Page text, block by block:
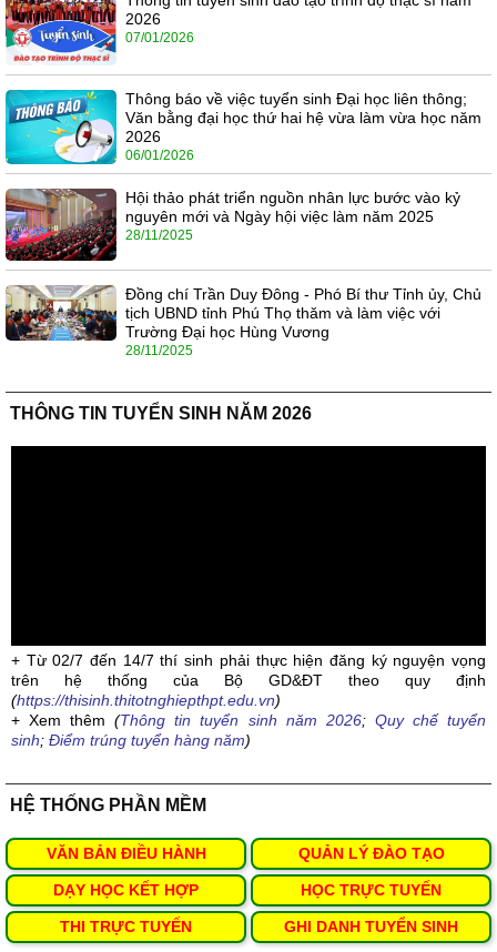
2026
07/01/2026
Thông báo về việc tuyển sinh Đại học liên thông;
Văn bằng đại học thứ hai hệ vừa làm vừa học năm
2026
06/01/2026
Hội thảo phát triển nguồn nhân lực bước vào kỷ
nguyên mới và Ngày hội việc làm năm 2025
28/11/2025
Đồng chí Trần Duy Đông - Phó Bí thư Tỉnh ủy, Chủ
tịch UBND tỉnh Phú Thọ thăm và làm việc với
Trường Đại học Hùng Vương
28/11/2025
THÔNG TIN TUYỂN SINH NĂM 2026
+ Từ 02/7 đến 14/7 thí sinh phải thực hiện đăng ký nguyện vọng
trên hệ thống của Bộ GD&ĐT theo quy định
(https://thisinh.thitotnghiepthpt.edu.vn)
+ Xem thêm(Thông tin tuyển sinh năm 2026; Quy chế tuyển
sinh; Điểm trúng tuyển hàng năm)
HỆ THỐNG PHẦN MỀM
VĂN BẢN ĐIỀU HÀNH QUẢN LÝ ĐÀO TẠO
DẠY HỌC KẾT HỢP HỌC TRỰC TUYẾN
THI TRỰC TUYẾN GHI DANH TUYỂN SINH